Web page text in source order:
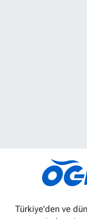
Türkiye'den ve